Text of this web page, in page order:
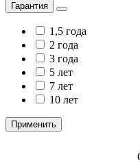
Гарантия
1,5 года
2 года
3 года
5 лет
7 лет
10 лет
Применить